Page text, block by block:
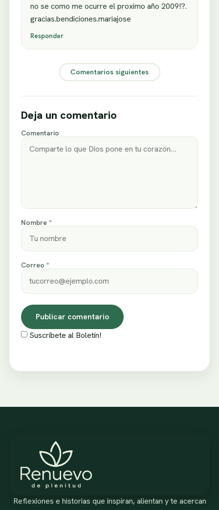
no se como me ocurre el proximo año 2009!?.
gracias.bendiciones.mariajose
Responder
Comentarios siguientes
Deja un comentario
Comentario
Nombre *
Correo *
Suscríbete al Boletín!
Reflexiones e historias que inspiran, alientan y te acercan